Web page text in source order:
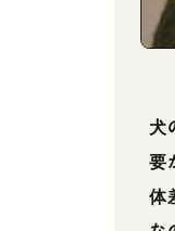
犬
要
体